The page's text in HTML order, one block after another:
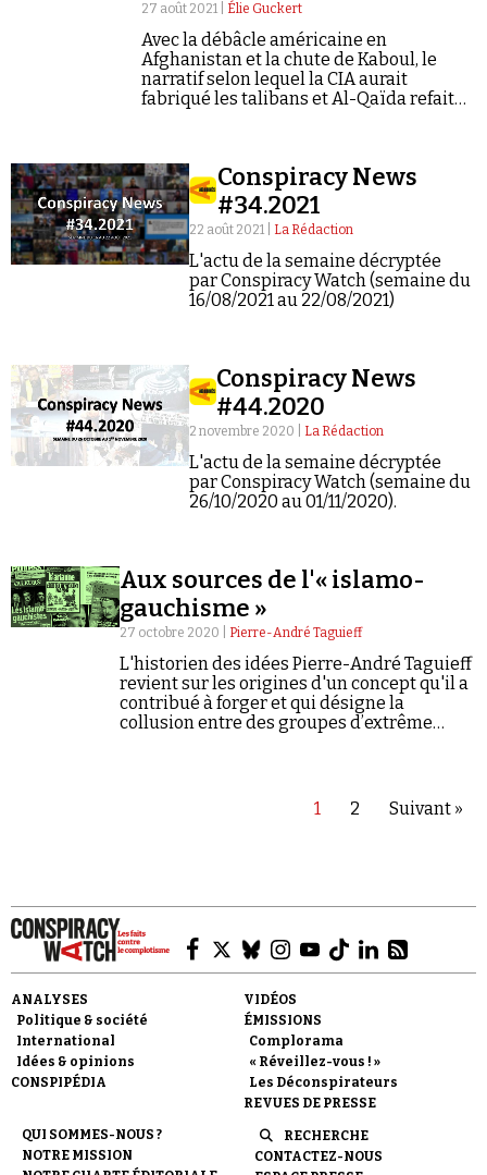
27 août 2021 | Élie Guckert
Avec la débâcle américaine en
Afghanistan et la chute de Kaboul, le
narratif selon lequel la CIA aurait
fabriqué les talibans et Al-Qaïda refait
Conspiracy News
#34.2021
22 août 2021 | La Rédaction
L'actu de la semaine décryptée
par Conspiracy Watch (semaine du
16/08/2021 au 22/08/2021)
Conspiracy News
#44.2020
2 novembre 2020 | La Rédaction
L'actu de la semaine décryptée
par Conspiracy Watch (semaine du
26/10/2020 au 01/11/2020).
Aux sources de l'« islamo-
gauchisme »
27 octobre 2020 | Pierre-André Taguieff
L'historien des idées Pierre-André Taguieff
revient sur les origines d'un concept qu'il a
contribué à forger et qui désigne la
collusion entre des groupes d’extrême
1 2 Suivant »
ANALYSES
Politique & société
International
Idées & opinions
CONSPIPÉDIA
VIDÉOS
ÉMISSIONS
Complorama
« Réveillez-vous ! »
Les Déconspirateurs
REVUES DE PRESSE
QUI SOMMES-NOUS ?
NOTRE MISSION
RECHERCHE
CONTACTEZ-NOUS